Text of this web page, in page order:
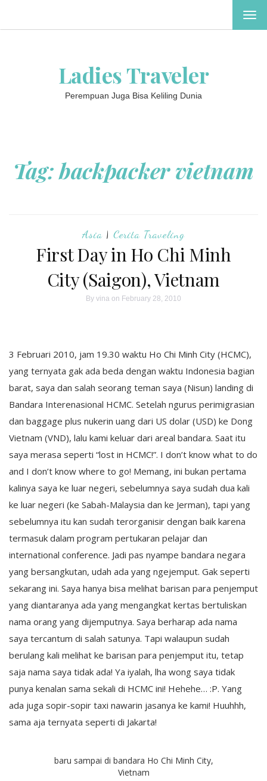
Ladies Traveler
Perempuan Juga Bisa Keliling Dunia
Tag:backpacker vietnam
Asia | Cerita Traveling
First Day in Ho Chi Minh
City (Saigon), Vietnam
By vina on February 28, 2010
3 Februari 2010, jam 19.30 waktu Ho Chi Minh City (HCMC),
yang ternyata gak ada beda dengan waktu Indonesia bagian
barat, saya dan salah seorang teman saya (Nisun) landing di
Bandara Interenasional HCMC. Setelah ngurus perimigrasian
dan baggage plus nukerin uang dari US dolar (USD) ke Dong
Vietnam (VND), lalu kami keluar dari areal bandara. Saat itu
saya merasa seperti “lost in HCMC!”. I don’t know what to do
and I don’t know where to go! Memang, ini bukan pertama
kalinya saya ke luar negeri, sebelumnya saya sudah dua kali
ke luar negeri (ke Sabah-Malaysia dan ke Jerman), tapi yang
sebelumnya itu kan sudah terorganisir dengan baik karena
termasuk dalam program pertukaran pelajar dan
international conference. Jadi pas nyampe bandara negara
yang bersangkutan, udah ada yang ngejemput. Gak seperti
sekarang ini. Saya hanya bisa melihat barisan para penjemput
yang diantaranya ada yang mengangkat kertas bertuliskan
nama orang yang dijemputnya. Saya berharap ada nama
saya tercantum di salah satunya. Tapi walaupun sudah
berulang kali melihat ke barisan para penjemput itu, tetap
saja nama saya tidak ada! Ya iyalah, lha wong saya tidak
punya kenalan sama sekali di HCMC ini! Hehehe… :P. Yang
ada juga sopir-sopir taxi nawarin jasanya ke kami! Huuhhh,
sama aja ternyata seperti di Jakarta!
baru sampai di bandara Ho Chi Minh City,
Vietnam